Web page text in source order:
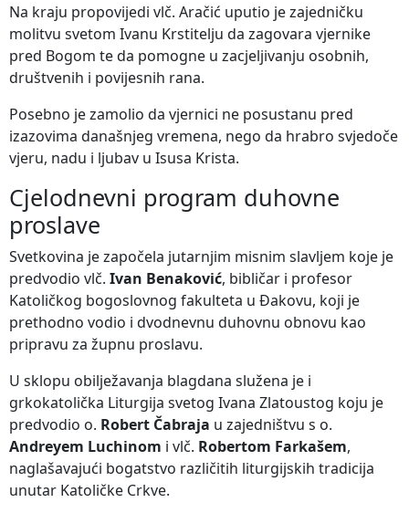
Na kraju propovijedi vlč. Aračić uputio je zajedničku
molitvu svetom Ivanu Krstitelju da zagovara vjernike
pred Bogom te da pomogne u zacjeljivanju osobnih,
društvenih i povijesnih rana.
Posebno je zamolio da vjernici ne posustanu pred
izazovima današnjeg vremena, nego da hrabro svjedoče
vjeru, nadu i ljubav u Isusa Krista.
Cjelodnevni program duhovne
proslave
Svetkovina je započela jutarnjim misnim slavljem koje je
predvodio vlč. Ivan Benaković, bibličar i profesor
Katoličkog bogoslovnog fakulteta u Đakovu, koji je
prethodno vodio i dvodnevnu duhovnu obnovu kao
pripravu za župnu proslavu.
U sklopu obilježavanja blagdana služena je i
grkokatolička Liturgija svetog Ivana Zlatoustog koju je
predvodio o. Robert Čabraja u zajedništvu s o.
Andreyem Luchinom i vlč. Robertom Farkašem,
naglašavajući bogatstvo različitih liturgijskih tradicija
unutar Katoličke Crkve.